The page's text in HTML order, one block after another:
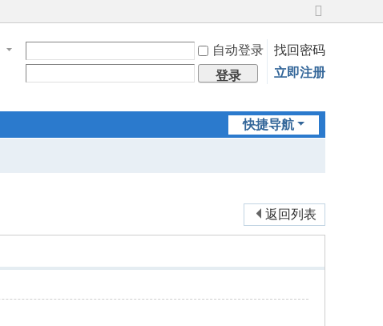
切
换
到
宽
版
自动登录
找回密码
登录 立即注册
快捷导航
返回列表